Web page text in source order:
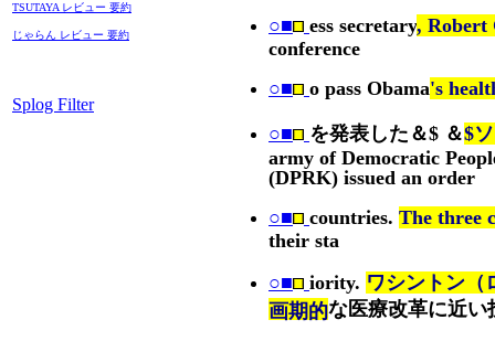
TSUTAYA レビュー 要約
じゃらん レビュー 要約
Splog Filter
○■
ess secretary, Robert
conference
○■ o pass Obama's
○■ を発表した＆$ ＆$
army of Democratic
(DPRK) issued an order
○■ countries. The three
their sta
○■ iority. ワシントン（
画期的な医療改革に近い